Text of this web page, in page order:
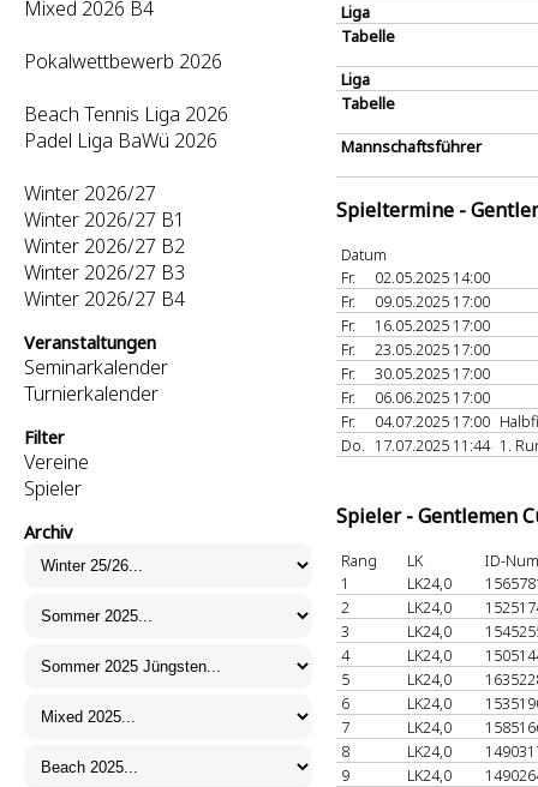
Mixed 2026 B4
Pokalwettbewerb 2026
Beach Tennis Liga 2026
Padel Liga BaWü 2026
Winter 2026/27
Winter 2026/27 B1
Winter 2026/27 B2
Winter 2026/27 B3
Winter 2026/27 B4
Veranstaltungen
Seminarkalender
Turnierkalender
Filter
Vereine
Spieler
Archiv
Liga
Tabelle
Liga
Tabelle
Mannschaftsführer
Spieltermine -
Datum
Fr.
02.05.2025 14:00
Fr.
09.05.2025 17:00
Fr.
16.05.2025 17:00
Fr.
23.05.2025 17:00
Fr.
30.05.2025 17:00
Fr.
06.06.2025 17:00
Fr.
04.07.2025 17:00
Do. 17.07.2025 11:44 1.
Spieler - Gentlemen
Rang LK
ID-
1
LK24,0
2
LK24,0
3
LK24,0
4
LK24,0
5
LK24,0
6
LK24,0
7
LK24,0
8
LK24,0
9
LK24,0